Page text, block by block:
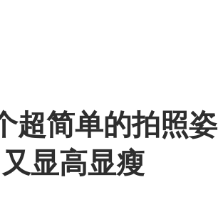
超简单的拍照姿
显高显瘦